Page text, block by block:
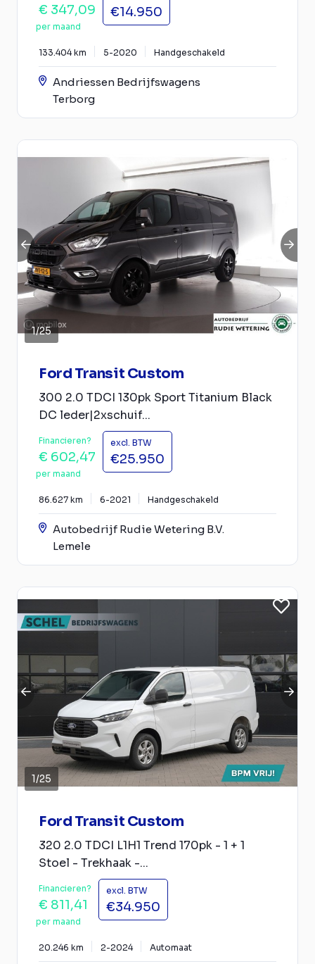
€ 347,09
per maand
€14.950
133.404 km 5-2020 Handgeschakeld
Andriessen Bedrijfswagens
Terborg
1/25
Ford Transit Custom
300 2.0 TDCI 130pk Sport Titanium Black
DC leder|2xschuif...
Financieren?
€ 602,47
per maand
excl. BTW
€25.950
86.627 km 6-2021 Handgeschakeld
Autobedrijf Rudie Wetering B.V.
Lemele
1/25
Ford Transit Custom
320 2.0 TDCI L1H1 Trend 170pk - 1 + 1
Stoel - Trekhaak -...
Financieren?
€ 811,41
per maand
excl. BTW
€34.950
20.246 km 2-2024 Automaat